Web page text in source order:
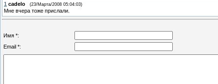
1 cadelo (23/Марта/2008 05:04:03)
Мне вчера тоже прислали.
Имя *:
Email *: